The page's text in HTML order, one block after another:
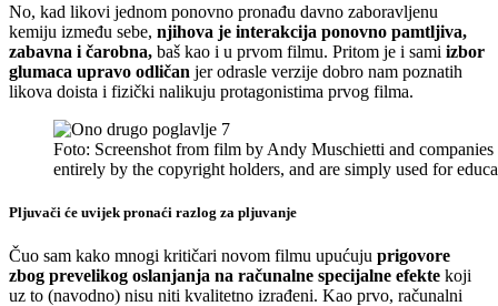
No, kad likovi jednom ponovno pronađu davno zaboravljenu
kemiju između sebe, njihova je interakcija ponovno pamtljiva,
zabavna i čarobna, baš kao i u prvom filmu. Pritom je i sami izbor
glumaca upravo odličan jer odrasle verzije dobro nam poznatih
likova doista i fizički nalikuju protagonistima prvog filma.
Foto: Screenshot from film by Andy Muschietti and
entirely by the copyright holders, and are simply used for
Pljuvači će uvijek pronaći razlog za pljuvanje
Čuo sam kako mnogi kritičari novom filmu upućuju prigovore
zbog prevelikog oslanjanja na računalne specijalne efekte koji
uz to (navodno) nisu niti kvalitetno izrađeni. Kao prvo, računalni